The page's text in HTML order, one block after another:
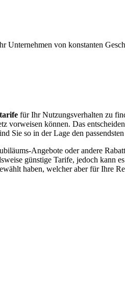
Unternehmen von konstanten
für Ihr Nutzungsverhalten zu
vorweisen können. Das
Sie so in der Lage den
Angebote oder andere
günstige Tarife, jedoch kann
haben, welcher aber für Ihre